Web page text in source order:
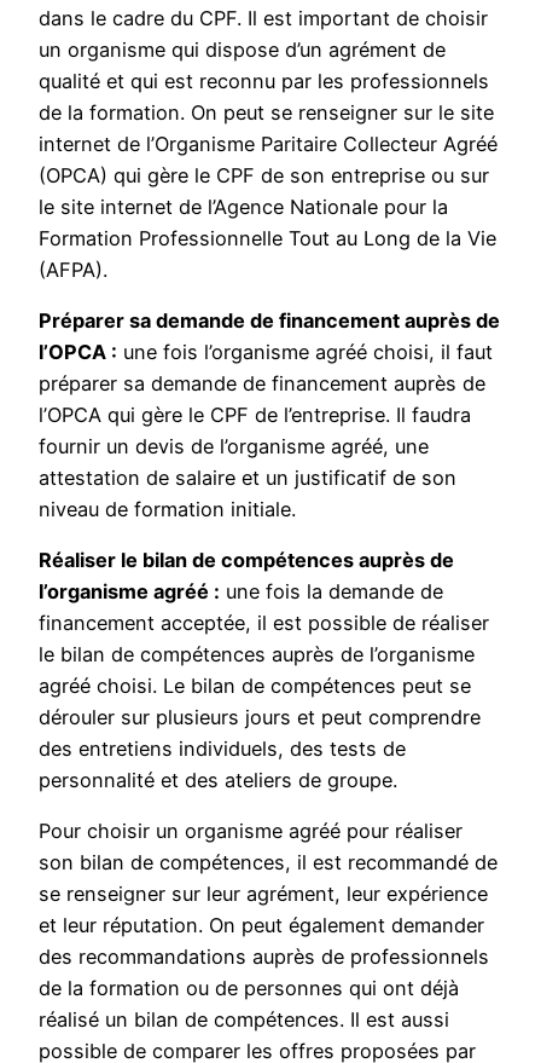
dans le cadre du CPF. Il est important de choisir
un organisme qui dispose d’un agrément de
qualité et qui est reconnu par les professionnels
de la formation. On peut se renseigner sur le site
internet de l’Organisme Paritaire Collecteur Agréé
(OPCA) qui gère le CPF de son entreprise ou sur
le site internet de l’Agence Nationale pour la
Formation Professionnelle Tout au Long de la Vie
(AFPA).
Préparer sa demande de financement auprès de
l’OPCA : une fois l’organisme agréé choisi, il faut
préparer sa demande de financement auprès de
l’OPCA qui gère le CPF de l’entreprise. Il faudra
fournir un devis de l’organisme agréé, une
attestation de salaire et un justificatif de son
niveau de formation initiale.
Réaliser le bilan de compétences auprès de
l’organisme agréé : une fois la demande de
financement acceptée, il est possible de réaliser
le bilan de compétences auprès de l’organisme
agréé choisi. Le bilan de compétences peut se
dérouler sur plusieurs jours et peut comprendre
des entretiens individuels, des tests de
personnalité et des ateliers de groupe.
Pour choisir un organisme agréé pour réaliser
son bilan de compétences, il est recommandé de
se renseigner sur leur agrément, leur expérience
et leur réputation. On peut également demander
des recommandations auprès de professionnels
de la formation ou de personnes qui ont déjà
réalisé un bilan de compétences. Il est aussi
possible de comparer les offres proposées par